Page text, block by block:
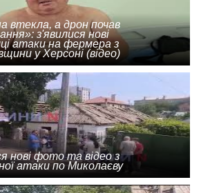
втекла, а дрон почав
з'явилися нові
атаки на фермера з
у Херсоні (відео)
нові фото та відео з
атаки по Миколаєву